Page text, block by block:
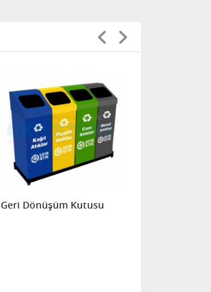
Geri Dönüşüm Kutusu